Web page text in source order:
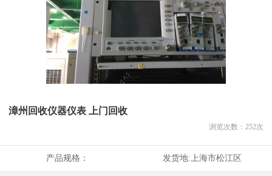
漳州回收仪器仪表 上门回收
浏览次数： 252次
产品规格： 发货地:上海市松江区